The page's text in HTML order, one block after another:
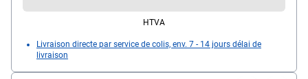
HTVA
Livraison directe par service de colis, env. 7 - 14 jours délai de
livraison